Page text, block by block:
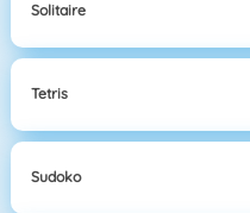
Solitaire
Tetris
Sudoko